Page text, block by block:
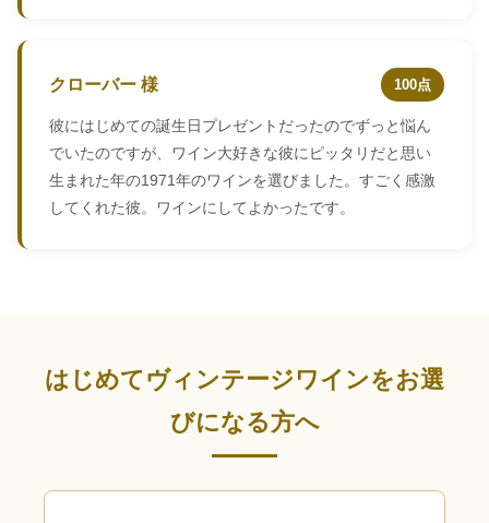
クローバー 様 100点
彼にはじめての誕生日プレゼントだったのでずっと悩ん
でいたのですが、ワイン大好きな彼にピッタリだと思い
生まれた年の1971年のワインを選びました。すごく感激
してくれた彼。ワインにしてよかったです。
はじめてヴィンテージワインをお選
びになる方へ